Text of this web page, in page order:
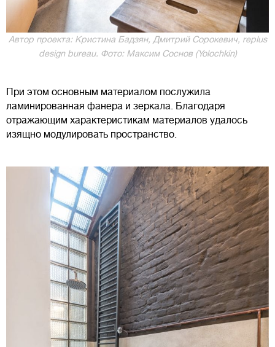
Автор проекта: Кристина Бадзян, Дмитрий Сорокевич, rеplus
design bureau. Фото: Максим Соснов (Yolochkin)
При этом основным материалом послужила
ламинированная фанера и зеркала. Благодаря
отражающим характеристикам материалов удалось
изящно модулировать пространство.